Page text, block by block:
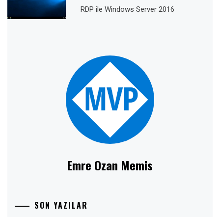
RDP ile Windows Server 2016
Emre Ozan Memis
SON YAZILAR